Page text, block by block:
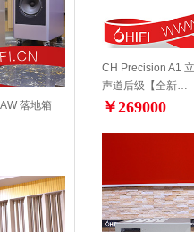
落地箱
CH Precision A1
声道后级【全新…
￥269000